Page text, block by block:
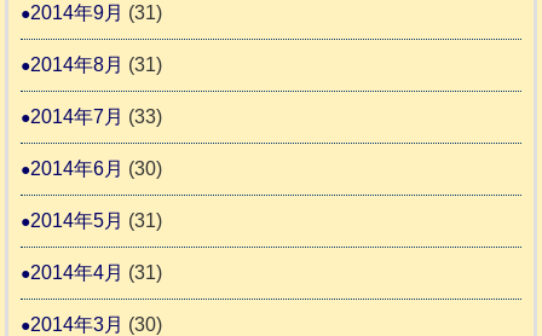
2014年9月 (31)
2014年8月 (31)
2014年7月 (33)
2014年6月 (30)
2014年5月 (31)
2014年4月 (31)
2014年3月 (30)